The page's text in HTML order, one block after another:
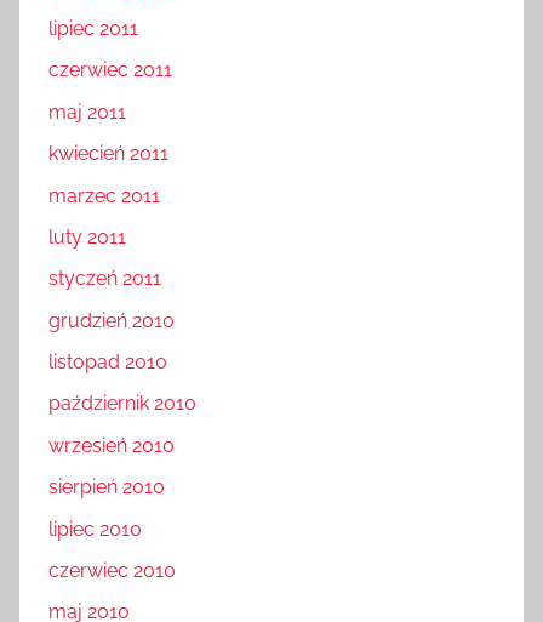
lipiec 2011
czerwiec 2011
maj 2011
kwiecień 2011
marzec 2011
luty 2011
styczeń 2011
grudzień 2010
listopad 2010
październik 2010
wrzesień 2010
sierpień 2010
lipiec 2010
czerwiec 2010
maj 2010